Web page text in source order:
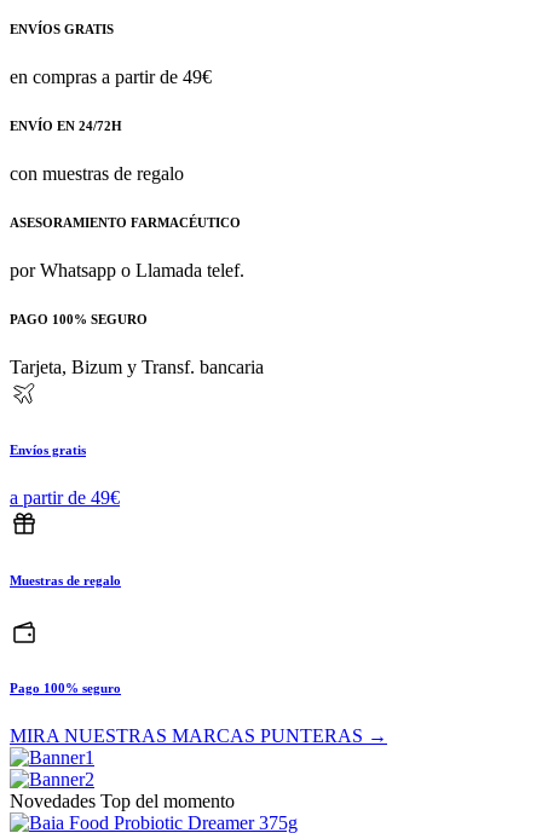
ENVÍOS GRATIS
en compras a partir de 49€
ENVÍO EN 24/72H
con muestras de regalo
ASESORAMIENTO FARMACÉUTICO
por Whatsapp o Llamada telef.
PAGO 100% SEGURO
Tarjeta, Bizum y Transf. bancaria
Envíos gratis
a partir de 49€
Muestras de regalo
Pago 100% seguro
MIRA NUESTRAS MARCAS PUNTERAS →
Novedades Top del momento